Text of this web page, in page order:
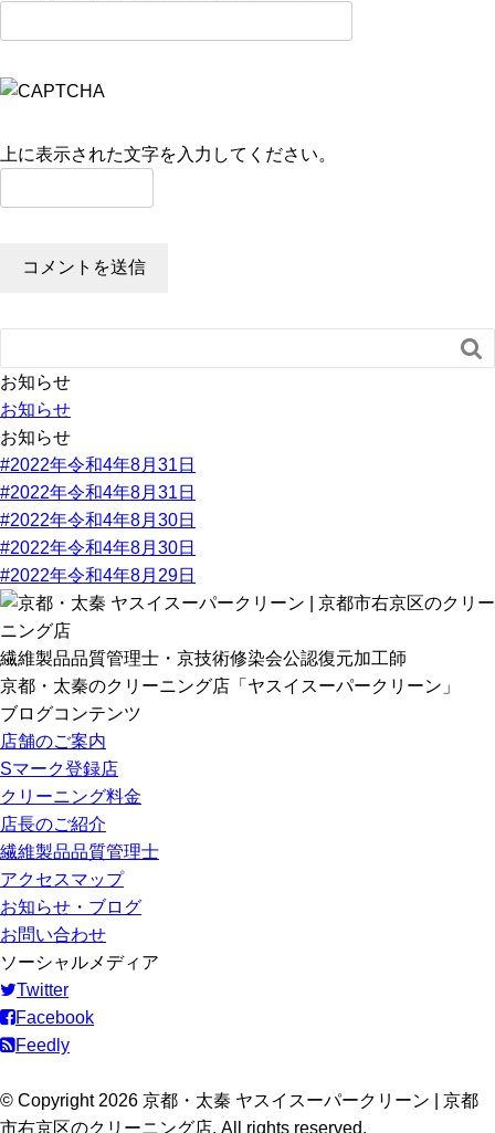
上に表示された文字を入力してください。

お知らせ
お知らせ
お知らせ
#2022年令和4年8月31日
#2022年令和4年8月31日
#2022年令和4年8月30日
#2022年令和4年8月30日
#2022年令和4年8月29日
繊維製品品質管理士・京技術修染会公認復元加工師
京都・太秦のクリーニング店「ヤスイスーパークリーン」
ブログコンテンツ
店舗のご案内
Sマーク登録店
クリーニング料金
店長のご紹介
繊維製品品質管理士
アクセスマップ
お知らせ・ブログ
お問い合わせ
ソーシャルメディア
Twitter
Facebook
Feedly
© Copyright 2026 京都・太秦 ヤスイスーパークリーン | 京都
市右京区のクリーニング店. All rights reserved.